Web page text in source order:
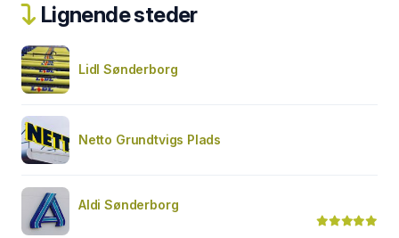
Lignende steder
Lidl Sønderborg
Netto Grundtvigs Plads
Aldi Sønderborg